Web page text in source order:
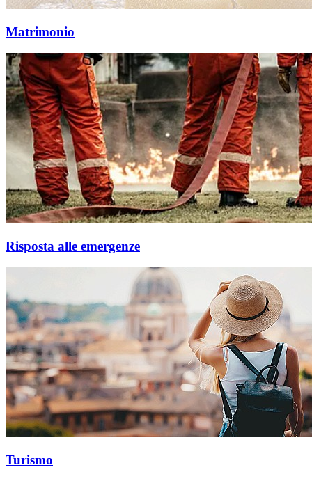
Matrimonio
Risposta alle emergenze
Turismo